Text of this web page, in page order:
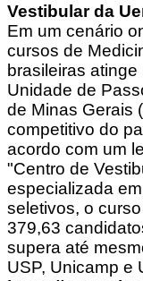
Vestibular da
Em um cenário
cursos de
brasileiras
Unidade de
de Minas Gerais
competitivo do
acordo com um
"Centro de
especializada
seletivos, o
379,63
supera até
USP, Unicamp e